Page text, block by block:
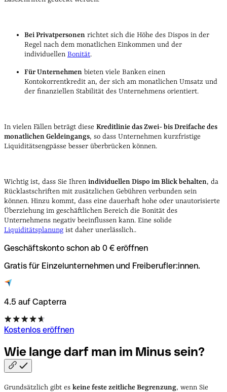
Bei Privatpersonen richtet sich die Höhe des Dispos in der
Regel nach dem monatlichen Einkommen und der
individuellen Bonität.
Für Unternehmen bieten viele Banken einen
Kontokorrentkredit an, der sich am monatlichen Umsatz und
der finanziellen Stabilität des Unternehmens orientiert.
In vielen Fällen beträgt diese Kreditlinie das Zwei- bis Dreifache des
monatlichen Geldeingangs, so dass Unternehmen kurzfristige
Liquiditätsengpässe besser überbrücken können.
Wichtig ist, dass Sie Ihren individuellen Dispo im Blick behalten, da
Rücklastschriften mit zusätzlichen Gebühren verbunden sein
können. Hinzu kommt, dass eine dauerhaft hohe oder unautorisierte
Überziehung im geschäftlichen Bereich die Bonität des
Unternehmens negativ beeinflussen kann. Eine solide
Liquiditätsplanung ist daher unerlässlich..
Geschäftskonto schon ab 0 € eröffnen
Gratis für Einzelunternehmen und Freiberufler:innen.
4.5 auf Capterra
Kostenlos eröffnen
Wie lange darf man im Minussein?
Grundsätzlich gibt es keine feste zeitliche Begrenzung, wenn Sie